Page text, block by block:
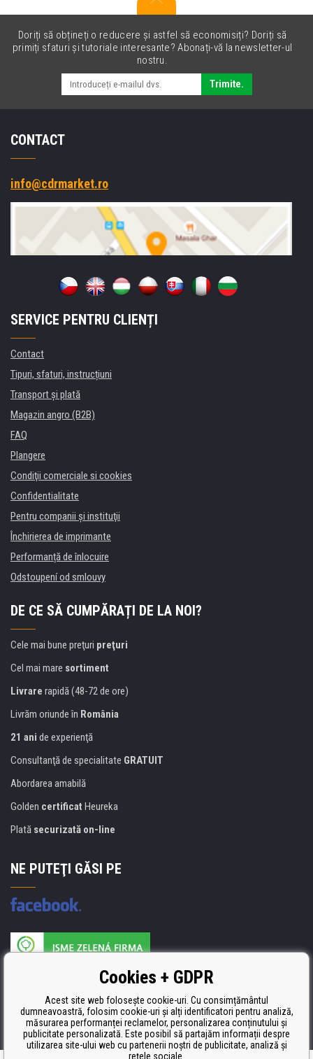
Doriți să obțineți o reducere și astfel să economisiți? Doriți să
primiți sfaturi și tutoriale interesante? Abonați-vă la newsletter-ul
nostru.
Trimite.
CONTACT
info@cdrmarket.ro
SERVICE PENTRU CLIENȚI
Contact
Tipuri, sfaturi, instrucțiuni
Transport şi plată
Magazin angro (B2B)
FAQ
Plangere
Condiţii comerciale si cookies
Confidentialitate
Pentru companii și instituţii
Închirierea de imprimante
Performanță de înlocuire
Odstoupení od smlouvy
DE CE SĂ CUMPĂRAȚI DE LA NOI?
Cele mai bune preţuri preţuri
Cel mai mare sortiment
Livrare rapidă (48-72 de ore)
Livrăm oriunde în România
21 ani de experienţă
Consultanţă de specialitate GRATUIT
Abordarea amabilă
Golden certificat Heureka
Plată securizată on-line
NE PUTEŢI GĂSI PE
Producătorul umpluturii de rezervă este certificat
ISO 9001, ISO 14001 şi STMC.Cookies + GDPR
Acest site web folosește cookie-uri. Cu consimțământul
dumneavoastră, folosim cookie-uri și alți identificatori pentru analiză,
măsurarea performanței reclamelor, personalizarea conținutului și
publicitate personalizată. Este posibil să partajăm informații despre
utilizarea site-ului web cu partenerii noștri de publicitate, analiză și
rețele sociale.